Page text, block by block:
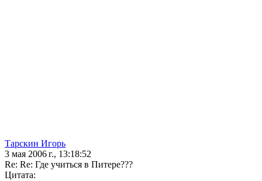
Тарскин Игорь
3 мая 2006 г., 13:18:52
Re: Re: Где учиться в Питере???
Цитата: